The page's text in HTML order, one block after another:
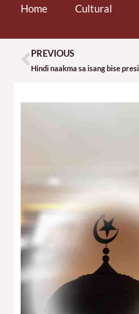
Home Cultural
Prev
PREVIOUS
Hindi naakma sa isang bise